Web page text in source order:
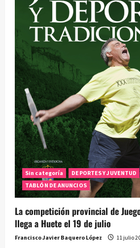
Sin categoría
DEPORTES Y JUVENTUD
TABLÓN DE ANUNCIOS
La competición provincial de
llega a Huete el 19 de julio
Francisco Javier Baquero López 11 julio